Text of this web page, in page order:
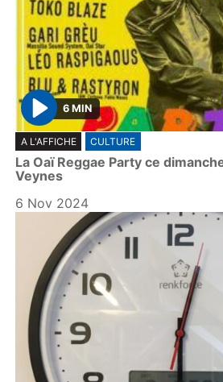
P
l
a
y
6 MIN
A L'AFFICHE CULTURE
La Oaï Reggae Party ce
Veynes
6 Nov 2024